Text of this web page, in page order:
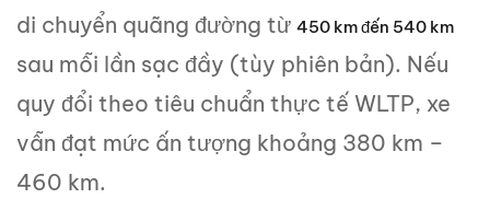
di chuyển quãng đường từ 450 km đến 540 km
sau mỗi lần sạc đầy (tùy phiên bản). Nếu
quy đổi theo tiêu chuẩn thực tế WLTP, xe
vẫn đạt mức ấn tượng khoảng 380 km –
460 km.